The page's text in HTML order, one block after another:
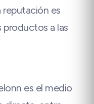
reputación es
productos a las
es el medio